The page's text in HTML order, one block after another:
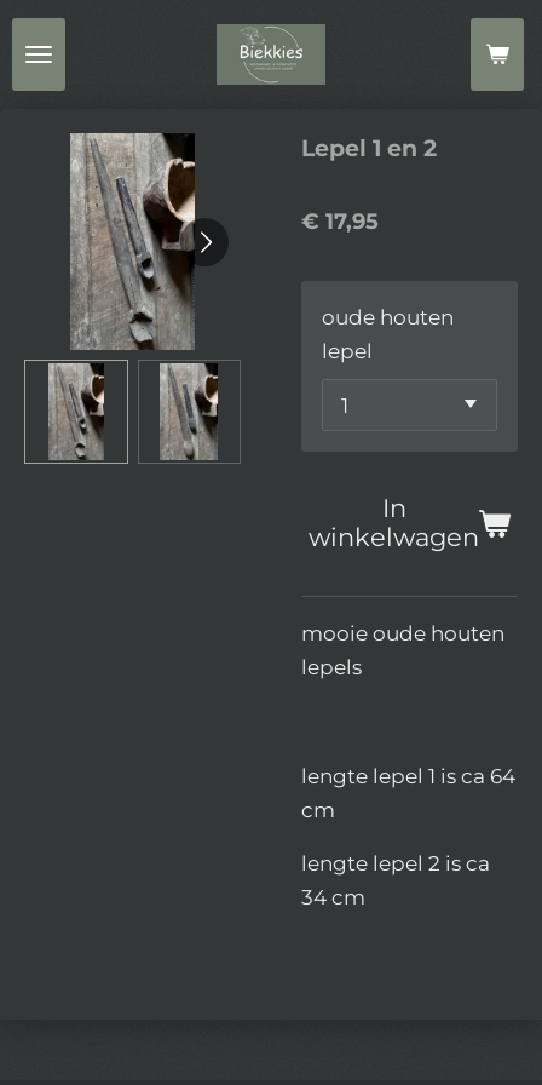
Ga
direct
naar
hoofdinhoud
Lepel 1 en 2
€ 17,95
oude houten
lepel
In
winkelwagen
mooie oude houten
lepels
lengte lepel 1 is ca 64
cm
lengte lepel 2 is ca
34 cm